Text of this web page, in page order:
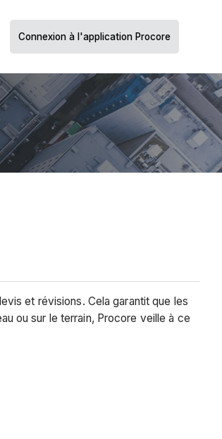
Connexion à l'application Procore
et révisions. Cela garantit que les
ou sur le terrain, Procore veille à ce